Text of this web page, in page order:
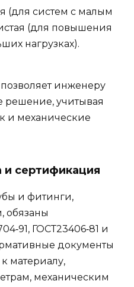
(для систем с малым
(для повышения
нагрузках).
инженеру
решение, учитывая
и механические
и сертификация
и фитинги,
обязаны
ГОСТ23406‑81 и
документы
материалу,
механическим